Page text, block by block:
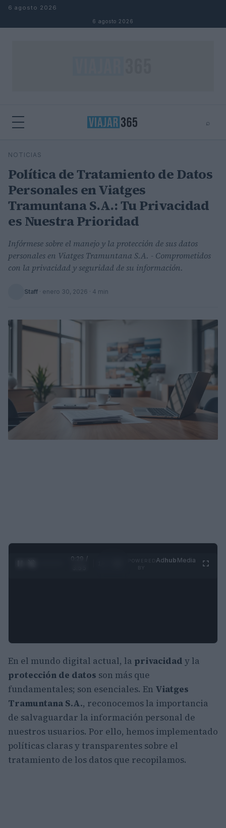
Saltar al contenido
6 agosto 2026
6 agosto 2026
⌕
Buscar
NOTICIAS
Política de Tratamiento de Datos
Personales en Viatges
Tramuntana S.A.: Tu Privacidad
es Nuestra Prioridad
Infórmese sobre el manejo y la protección de sus datos
personales en Viatges Tramuntana S.A. - Comprometidos
con la privacidad y seguridad de su información.
Staff · enero 30, 2026 · 4 min
0:30 /
Adhub Media
En el mundo digital actual, la privacidad y la
protección de datos son más que
fundamentales; son esenciales. En Viatges
Tramuntana S.A., reconocemos la importancia
de salvaguardar la información personal de
nuestros usuarios. Por ello, hemos implementado
políticas claras y transparentes sobre el
tratamiento de los datos que recopilamos.